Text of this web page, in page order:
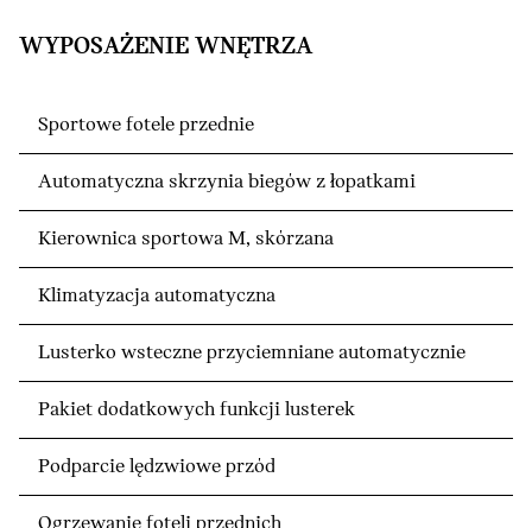
WYPOSAŻENIE WNĘTRZA
Sportowe fotele przednie
Automatyczna skrzynia biegów z łopatkami
Kierownica sportowa M, skórzana
Klimatyzacja automatyczna
Lusterko wsteczne przyciemniane automatycznie
Pakiet dodatkowych funkcji lusterek
Podparcie lędzwiowe przód
Ogrzewanie foteli przednich